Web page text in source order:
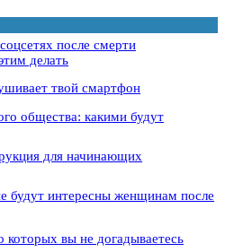
после смерти
делать
твой смартфон
общества: какими будут
для начинающих
будут интересны женщинам после
которых вы не догадываетесь